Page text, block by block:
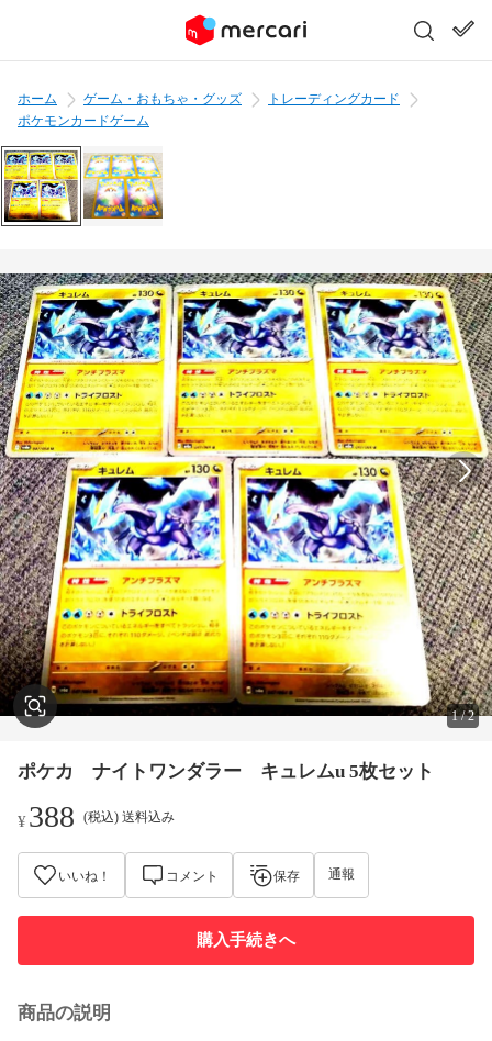
ホーム ゲーム・おもちゃ・グッズ
トレーディングカード
ポケモンカードゲーム
1/2
ポケカ ナイトワンダラー キュレムu 5枚セット
¥388 (税込) 送料込み
いいね！ コメント 保存 通報
購入手続きへ
商品の説明